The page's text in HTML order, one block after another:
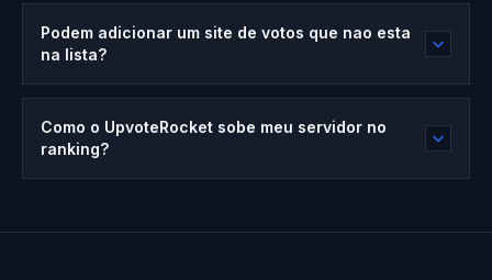
Podem adicionar um site de votos que nao esta
na lista?
Como o UpvoteRocket sobe meu servidor no
ranking?